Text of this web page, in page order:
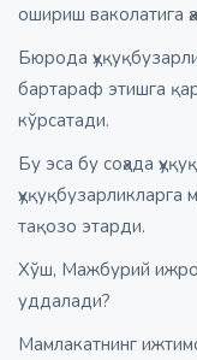
ошириш ваколатига
Бюрода
бартараф этишга
кўрсатади.
Бу эса бу соҳада
тақозо этарди.
Хўш, Мажбурий
уддалади?
Мамлакатнинг